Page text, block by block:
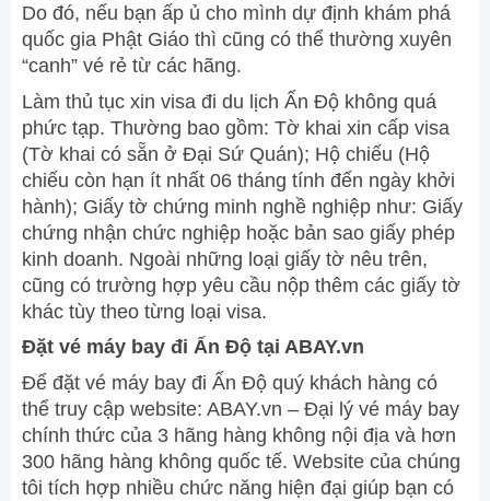
Do đó, nếu bạn ấp ủ cho mình dự định khám phá
quốc gia Phật Giáo thì cũng có thể thường xuyên
“canh” vé rẻ từ các hãng.
Làm thủ tục xin visa đi du lịch Ấn Độ không quá
phức tạp. Thường bao gồm: Tờ khai xin cấp visa
(Tờ khai có sẵn ở Đại Sứ Quán); Hộ chiếu (Hộ
chiếu còn hạn ít nhất 06 tháng tính đến ngày khởi
hành); Giấy tờ chứng minh nghề nghiệp như: Giấy
chứng nhận chức nghiệp hoặc bản sao giấy phép
kinh doanh. Ngoài những loại giấy tờ nêu trên,
cũng có trường hợp yêu cầu nộp thêm các giấy tờ
khác tùy theo từng loại visa.
Đặt vé máy bay đi Ấn Độ tại ABAY.vn
Để đặt vé máy bay đi Ấn Độ quý khách hàng có
thể truy cập website: ABAY.vn – Đại lý vé máy bay
chính thức của 3 hãng hàng không nội địa và hơn
300 hãng hàng không quốc tế. Website của chúng
tôi tích hợp nhiều chức năng hiện đại giúp bạn có